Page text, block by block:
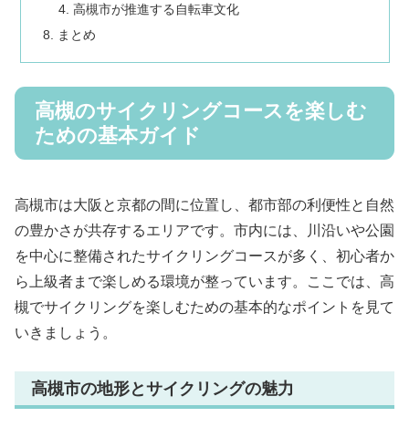
高槻市が推進する自転車文化
まとめ
高槻のサイクリングコースを楽しむ
ための基本ガイド
高槻市は大阪と京都の間に位置し、都市部の利便性と自然
の豊かさが共存するエリアです。市内には、川沿いや公園
を中心に整備されたサイクリングコースが多く、初心者か
ら上級者まで楽しめる環境が整っています。ここでは、高
槻でサイクリングを楽しむための基本的なポイントを見て
いきましょう。
高槻市の地形とサイクリングの魅力